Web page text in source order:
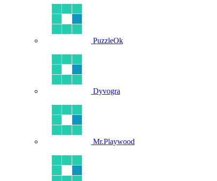
PuzzleOk
Dyvogra
Mr.Playwood